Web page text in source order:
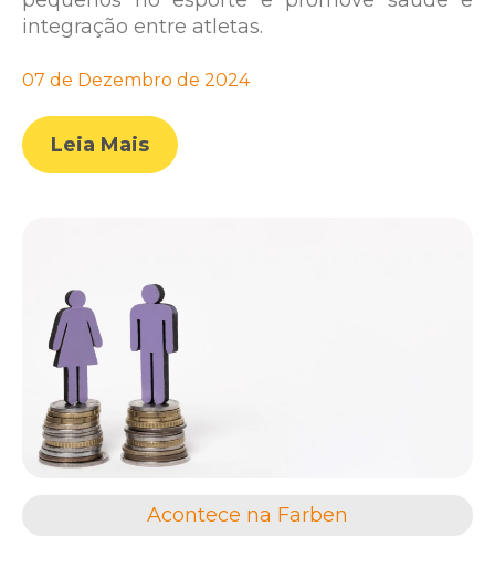
integração entre atletas.
07 de Dezembro de 2024
Leia Mais
Acontece na Farben